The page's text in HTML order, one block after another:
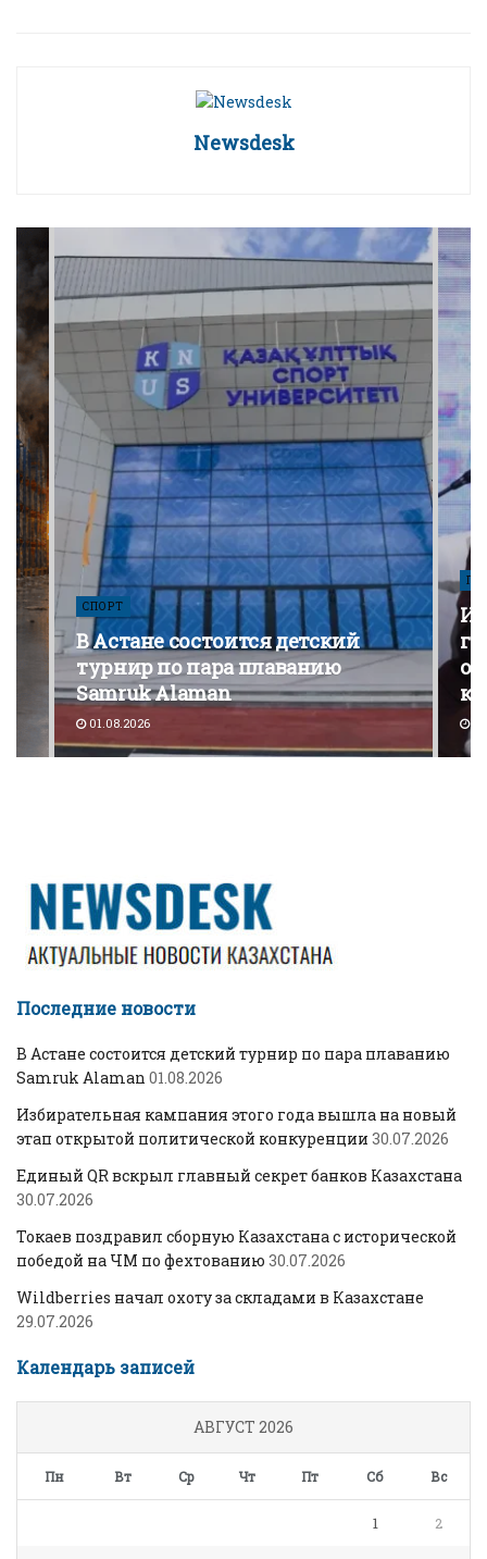
Newsdesk
СПОРТ
В Астане состоится детский
турнир по пара плаванию
Samruk Alaman
01.08.2026
Последние новости
В Астане состоится детский турнир по пара плаванию
Samruk Alaman 01.08.2026
Избирательная кампания этого года вышла на новый
этап открытой политической конкуренции 30.07.2026
Единый QR вскрыл главный секрет банков Казахстана
30.07.2026
Токаев поздравил сборную Казахстана с исторической
победой на ЧМ по фехтованию 30.07.2026
Wildberries начал охоту за складами в Казахстане
29.07.2026
Календарь записей
АВГУСТ 2026
Пн Вт Ср Чт Пт Сб Вс
1 2